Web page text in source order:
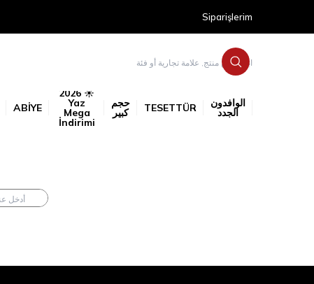
Siparişlerim
الوافدون
الجدد TESETTÜR حجم
كبير
☀️ 2026
Yaz
Mega
İndirimi
ABİYE